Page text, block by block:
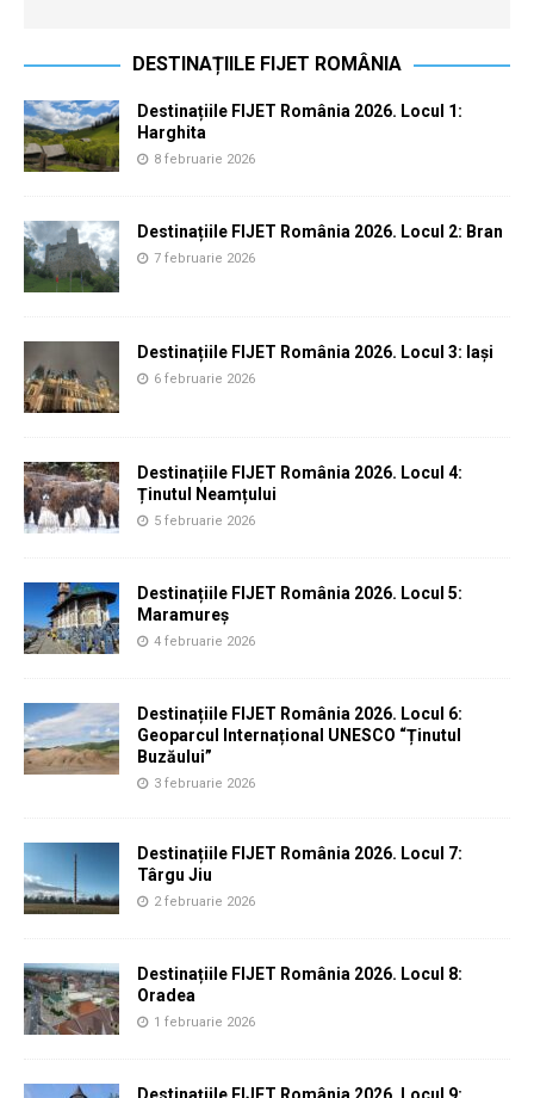
DESTINAȚIILE FIJET ROMÂNIA
Destinațiile FIJET România 2026. Locul 1:
Harghita
8 februarie 2026
Destinațiile FIJET România 2026. Locul 2: Bran
7 februarie 2026
Destinațiile FIJET România 2026. Locul 3: Iași
6 februarie 2026
Destinațiile FIJET România 2026. Locul 4:
Ținutul Neamțului
5 februarie 2026
Destinațiile FIJET România 2026. Locul 5:
Maramureș
4 februarie 2026
Destinațiile FIJET România 2026. Locul 6:
Geoparcul Internațional UNESCO “Ținutul
Buzăului”
3 februarie 2026
Destinațiile FIJET România 2026. Locul 7:
Târgu Jiu
2 februarie 2026
Destinațiile FIJET România 2026. Locul 8:
Oradea
1 februarie 2026